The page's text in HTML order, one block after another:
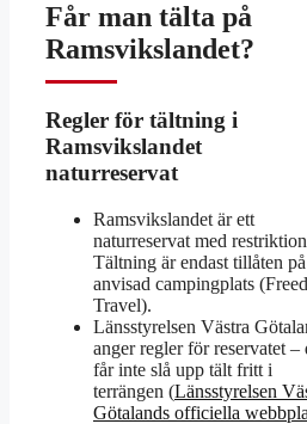
Får man tälta på
Ramsvikslandet?
Regler för tältning i
Ramsvikslandet
naturreservat
Ramsvikslandet är ett
naturreservat med
Tältning är endast tillåten på
anvisad campingplats
Travel).
Länsstyrelsen Västra
anger regler för reservatet –
får inte slå upp tält fritt i
terrängen (Länsstyrelsen
Götalands officiella